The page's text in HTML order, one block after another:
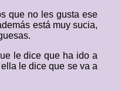
que no les gusta ese
está muy sucia,
le dice que ha ido a
le dice que se va a